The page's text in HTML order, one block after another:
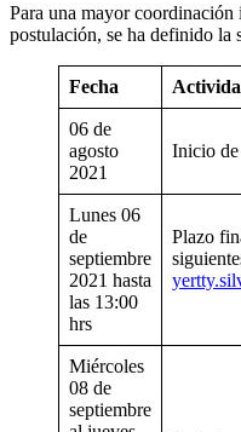
Para una mayor
postulación, se ha definido la
Fecha
06 de
agosto
2021
Inicio
Lunes 06
de
septiembre
2021 hasta
las 13:00
hrs
Plazo
Miércoles
08 de
septiembre